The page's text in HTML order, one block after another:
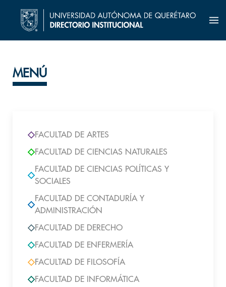
MENÚ
FACULTAD DE ARTES
FACULTAD DE CIENCIAS NATURALES
FACULTAD DE CIENCIAS POLÍTICAS Y
SOCIALES
FACULTAD DE CONTADURÍA Y
ADMINISTRACIÓN
FACULTAD DE DERECHO
FACULTAD DE ENFERMERÍA
FACULTAD DE FILOSOFÍA
FACULTAD DE INFORMÁTICA